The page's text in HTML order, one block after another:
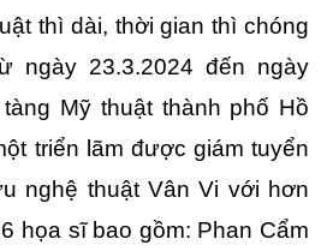
thì dài, thời gian thì chóng
ngày 23.3.2024 đến ngày
Mỹ thuật thành phố Hồ
triển lãm được giám tuyển
nghệ thuật Vân Vi với hơn
họa sĩ bao gồm: Phan Cẩm